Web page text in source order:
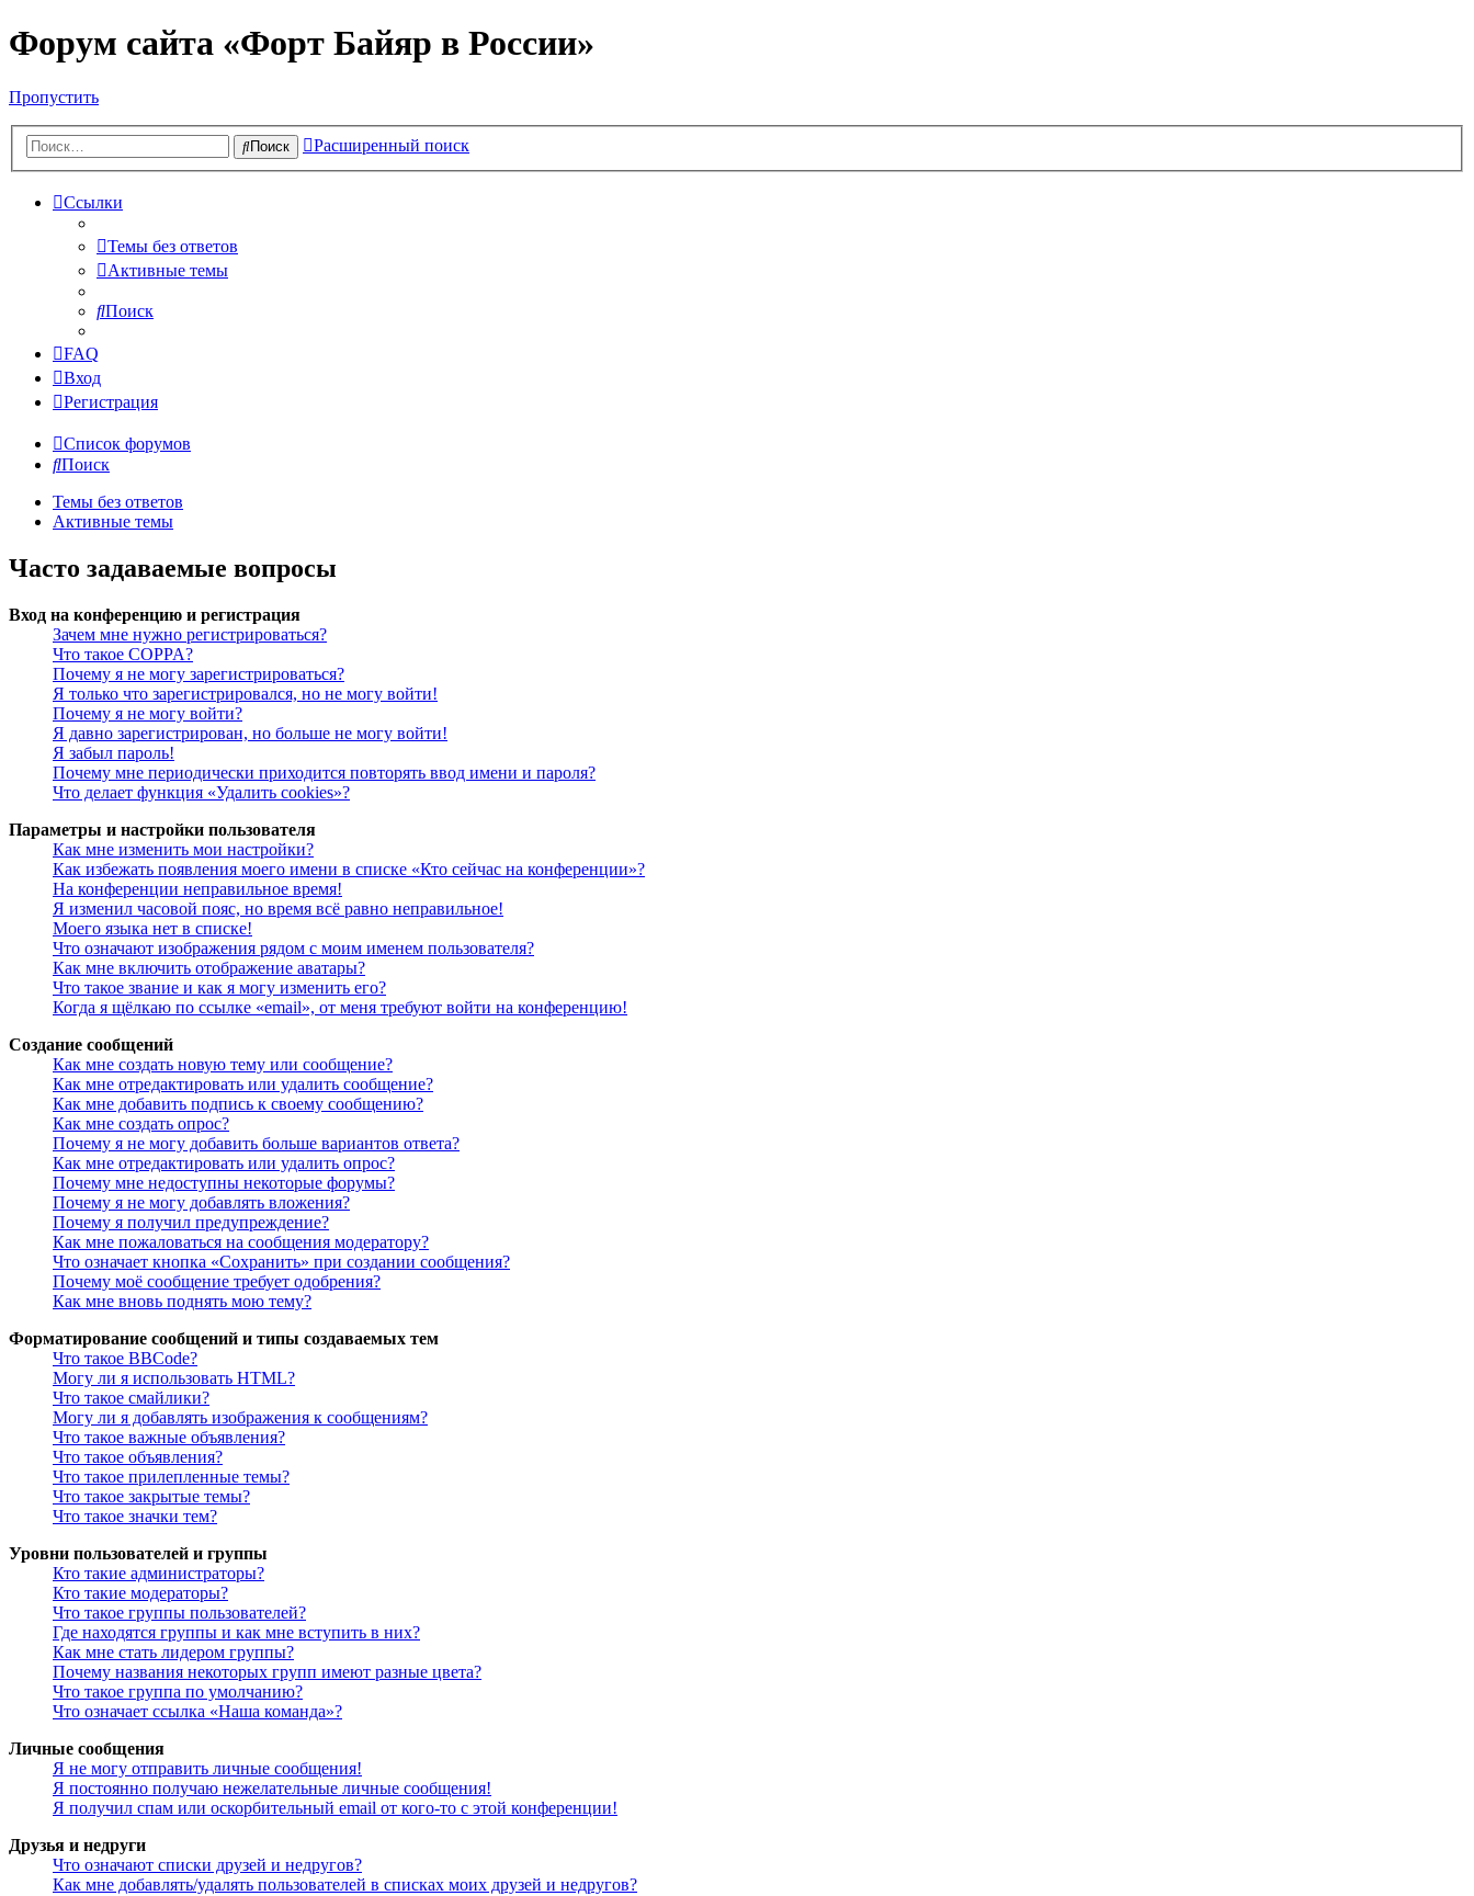
Форум сайта «Форт Байяр в России»
Пропустить
Поиск Расширенный поиск
Ссылки
Темы без ответов
Активные темы
Поиск
FAQ
Вход
Регистрация
Список форумов
Поиск
Темы без ответов
Активные темы
Часто задаваемые вопросы
Вход на конференцию и регистрация
Зачем мне нужно регистрироваться?
Что такое COPPA?
Почему я не могу зарегистрироваться?
Я только что зарегистрировался, но не могу войти!
Почему я не могу войти?
Я давно зарегистрирован, но больше не могу войти!
Я забыл пароль!
Почему мне периодически приходится повторять ввод имени и пароля?
Что делает функция «Удалить cookies»?
Параметры и настройки пользователя
Как мне изменить мои настройки?
Как избежать появления моего имени в списке «Кто сейчас на конференции»?
На конференции неправильное время!
Я изменил часовой пояс, но время всё равно неправильное!
Моего языка нет в списке!
Что означают изображения рядом с моим именем пользователя?
Как мне включить отображение аватары?
Что такое звание и как я могу изменить его?
Когда я щёлкаю по ссылке «email», от меня требуют войти на конференцию!
Создание сообщений
Как мне создать новую тему или сообщение?
Как мне отредактировать или удалить сообщение?
Как мне добавить подпись к своему сообщению?
Как мне создать опрос?
Почему я не могу добавить больше вариантов ответа?
Как мне отредактировать или удалить опрос?
Почему мне недоступны некоторые форумы?
Почему я не могу добавлять вложения?
Почему я получил предупреждение?
Как мне пожаловаться на сообщения модератору?
Что означает кнопка «Сохранить» при создании сообщения?
Почему моё сообщение требует одобрения?
Как мне вновь поднять мою тему?
Форматирование сообщений и типы создаваемых тем
Что такое BBCode?
Могу ли я использовать HTML?
Что такое смайлики?
Могу ли я добавлять изображения к сообщениям?
Что такое важные объявления?
Что такое объявления?
Что такое прилепленные темы?
Что такое закрытые темы?
Что такое значки тем?
Уровни пользователей и группы
Кто такие администраторы?
Кто такие модераторы?
Что такое группы пользователей?
Где находятся группы и как мне вступить в них?
Как мне стать лидером группы?
Почему названия некоторых групп имеют разные цвета?
Что такое группа по умолчанию?
Что означает ссылка «Наша команда»?
Личные сообщения
Я не могу отправить личные сообщения!
Я постоянно получаю нежелательные личные сообщения!
Я получил спам или оскорбительный email от кого-то с этой конференции!
Друзья и недруги
Что означают списки друзей и недругов?
Как мне добавлять/удалять пользователей в списках моих друзей и недругов?